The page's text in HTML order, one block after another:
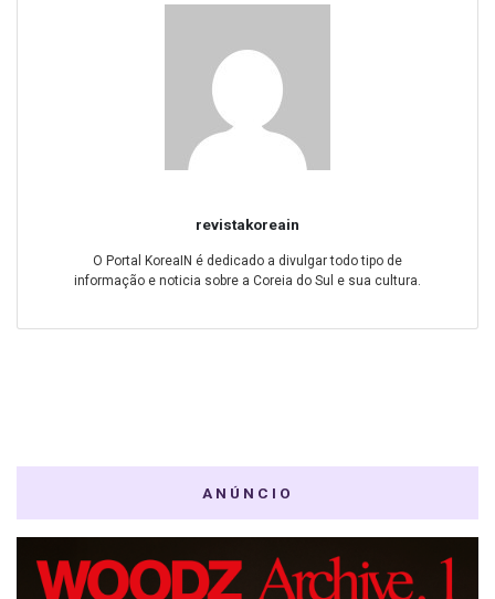
revistakoreain
O Portal KoreaIN é dedicado a divulgar todo tipo de
informação e noticia sobre a Coreia do Sul e sua cultura.
ANÚNCIO